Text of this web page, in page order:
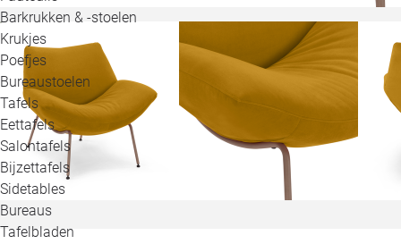
Barkrukken & -stoelen
Krukjes
Poefjes
Bureaustoelen
Tafels
Eettafels
Salontafels
Bijzettafels
Sidetables
Bureaus
Tafelbladen